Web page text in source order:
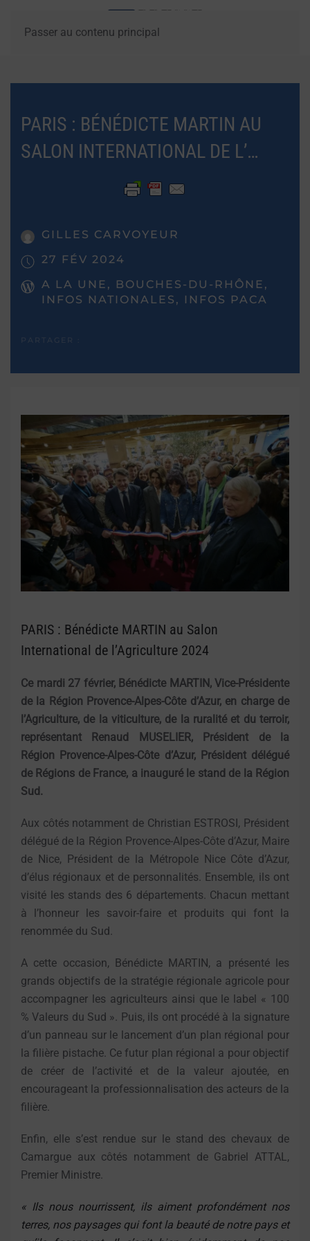
Passer au contenu principal
PARIS : BÉNÉDICTE MARTIN AU
SALON INTERNATIONAL DE L’…
GILLES CARVOYEUR
27 FÉV 2024
A LA UNE, BOUCHES-DU-RHÔNE,
INFOS NATIONALES, INFOS PACA
PARIS : Bénédicte MARTIN au Salon
International de l’Agriculture 2024
Ce mardi 27 février, Bénédicte MARTIN, Vice-Présidente
de la Région Provence-Alpes-Côte d’Azur, en charge de
l’Agriculture, de la viticulture, de la ruralité et du terroir,
représentant Renaud MUSELIER, Président de la
Région Provence-Alpes-Côte d’Azur, Président délégué
de Régions de France, a inauguré le stand de la Région
Sud.
Aux côtés notamment de Christian ESTROSI, Président
délégué de la Région Provence-Alpes-Côte d’Azur, Maire
de Nice, Président de la Métropole Nice Côte d’Azur,
d’élus régionaux et de personnalités. Ensemble, ils ont
visité les stands des 6 départements. Chacun mettant
à l’honneur les savoir-faire et produits qui font la
renommée du Sud.
A cette occasion, Bénédicte MARTIN, a présenté les
grands objectifs de la stratégie régionale agricole pour
accompagner les agriculteurs ainsi que le label « 100
% Valeurs du Sud ». Puis, ils ont procédé à la signature
d’un panneau sur le lancement d’un plan régional pour
la filière pistache. Ce futur plan régional a pour objectif
de créer de l’activité et de la valeur ajoutée, en
encourageant la professionnalisation des acteurs de la
filière.
Enfin, elle s’est rendue sur le stand des chevaux de
Camargue aux côtés notamment de Gabriel ATTAL,
Premier Ministre.
« Ils nous nourrissent, ils aiment profondément nos
terres, nos paysages qui font la beauté de notre pays et